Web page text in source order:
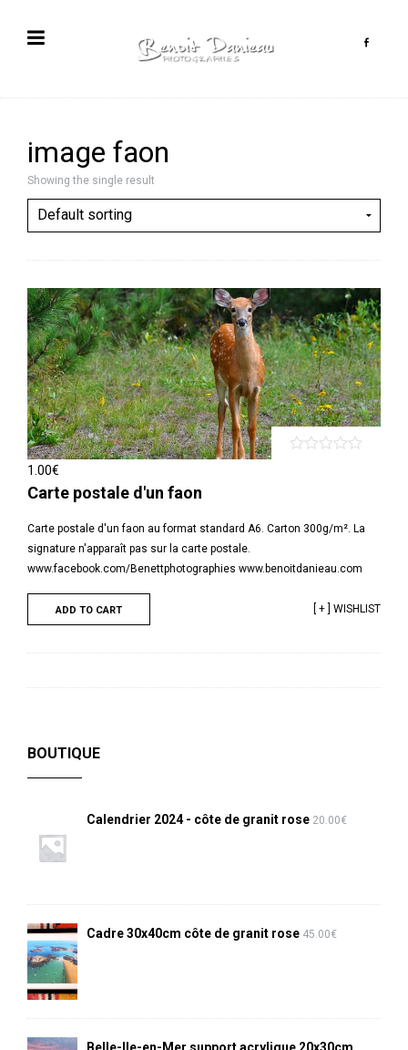
image faon
Showing the single result
1.00€
Carte postale d'un faon
Carte postale d'un faon au format standard A6. Carton 300g/m². La
signature n'apparaît pas sur la carte postale.
www.facebook.com/Benettphotographies www.benoitdanieau.com
ADD TO CART [ + ] WISHLIST
BOUTIQUE
Calendrier 2024 - côte de granit rose 20.00€
Cadre 30x40cm côte de granit rose 45.00€